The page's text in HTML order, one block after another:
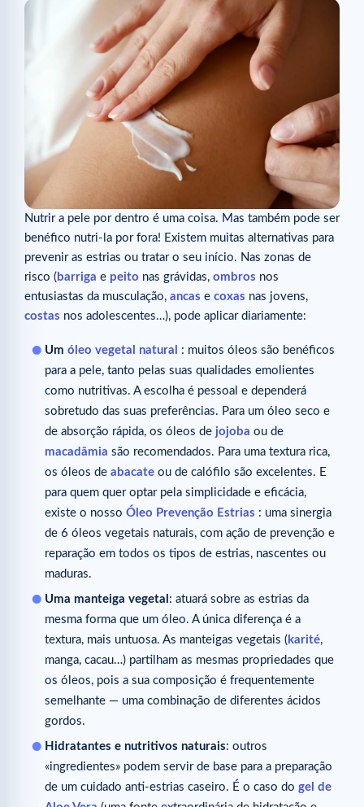
Nutrir a pele por dentro é uma coisa. Mas também pode ser
benéfico nutri-la por fora! Existem muitas alternativas para
prevenir as estrias ou tratar o seu início. Nas zonas de
risco (barriga e peito nas grávidas, ombros nos
entusiastas da musculação, ancas e coxas nas jovens,
costas nos adolescentes…), pode aplicar diariamente:
Um óleo vegetal natural
: muitos óleos são benéficos
para a pele, tanto pelas suas qualidades emolientes
como nutritivas. A escolha é pessoal e dependerá
sobretudo das suas preferências. Para um óleo seco e
de absorção rápida, os óleos de jojoba ou de
macadâmia são recomendados. Para uma textura rica,
os óleos de abacate ou de calófilo são excelentes. E
para quem quer optar pela simplicidade e eficácia,
existe o nosso Óleo Prevenção Estrias : uma sinergia
de 6 óleos vegetais naturais, com ação de prevenção e
reparação em todos os tipos de estrias, nascentes ou
maduras.
Uma manteiga vegetal : atuará sobre as estrias da
mesma forma que um óleo. A única diferença é a
textura, mais untuosa. As manteigas vegetais ( karité,
manga, cacau…) partilham as mesmas propriedades que
os óleos, pois a sua composição é frequentemente
semelhante — uma combinação de diferentes ácidos
gordos.
Hidratantes e nutritivos naturais: outros
«ingredientes» podem servir de base para a preparação
de um cuidado anti-estrias caseiro. É o caso do gel de